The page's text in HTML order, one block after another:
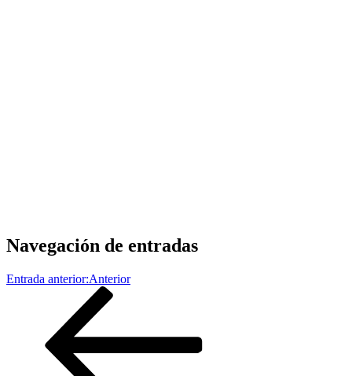
Navegación de entradas
Entrada anterior:Anterior